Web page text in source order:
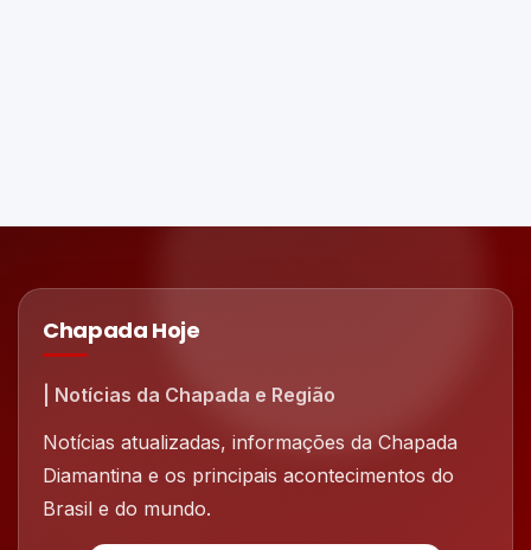
Chapada Hoje
| Notícias da Chapada e Região
Notícias atualizadas, informações da Chapada
Diamantina e os principais acontecimentos do
Brasil e do mundo.